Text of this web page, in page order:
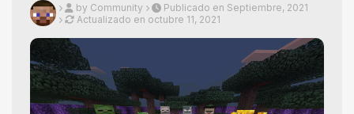
by Community
Publicado en Septiembre, 2021
Actualizado en octubre 11, 2021